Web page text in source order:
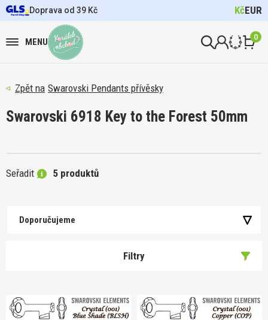
Doprava od 39 Kč KčEUR
MENU 0
Swarovski Pendants přívěsky
Swarovski 6918 Key to the Forest 50mm
Seřadit 5 produktů
Doporučujeme
Filtry